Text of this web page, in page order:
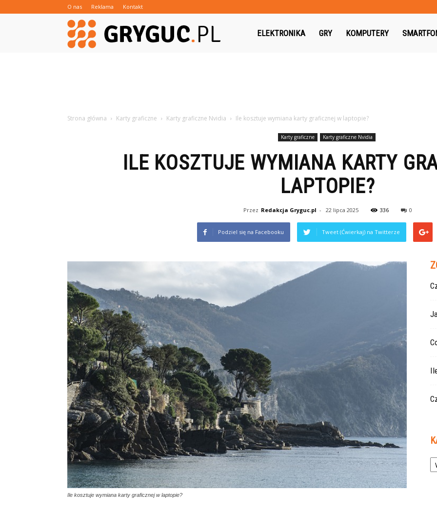
O nas Reklama Kontakt
ELEKTRONIKA GRY KOMPUTERY
Strona główna Karty graficzne Karty graficzne Nvidia Ile kosztuje wymiana karty graficznej w laptopie?
Karty graficzne Karty graficzne Nvidia
ILE KOSZTUJE WYMIANA KARTY
LAPTOPIE?
Przez Redakcja Gryguc.pl - 22 lipca 2025 336 0
Podziel się na Facebooku Tweet (Ćwierkaj) na Twitterze
Ile kosztuje wymiana karty graficznej w laptopie?